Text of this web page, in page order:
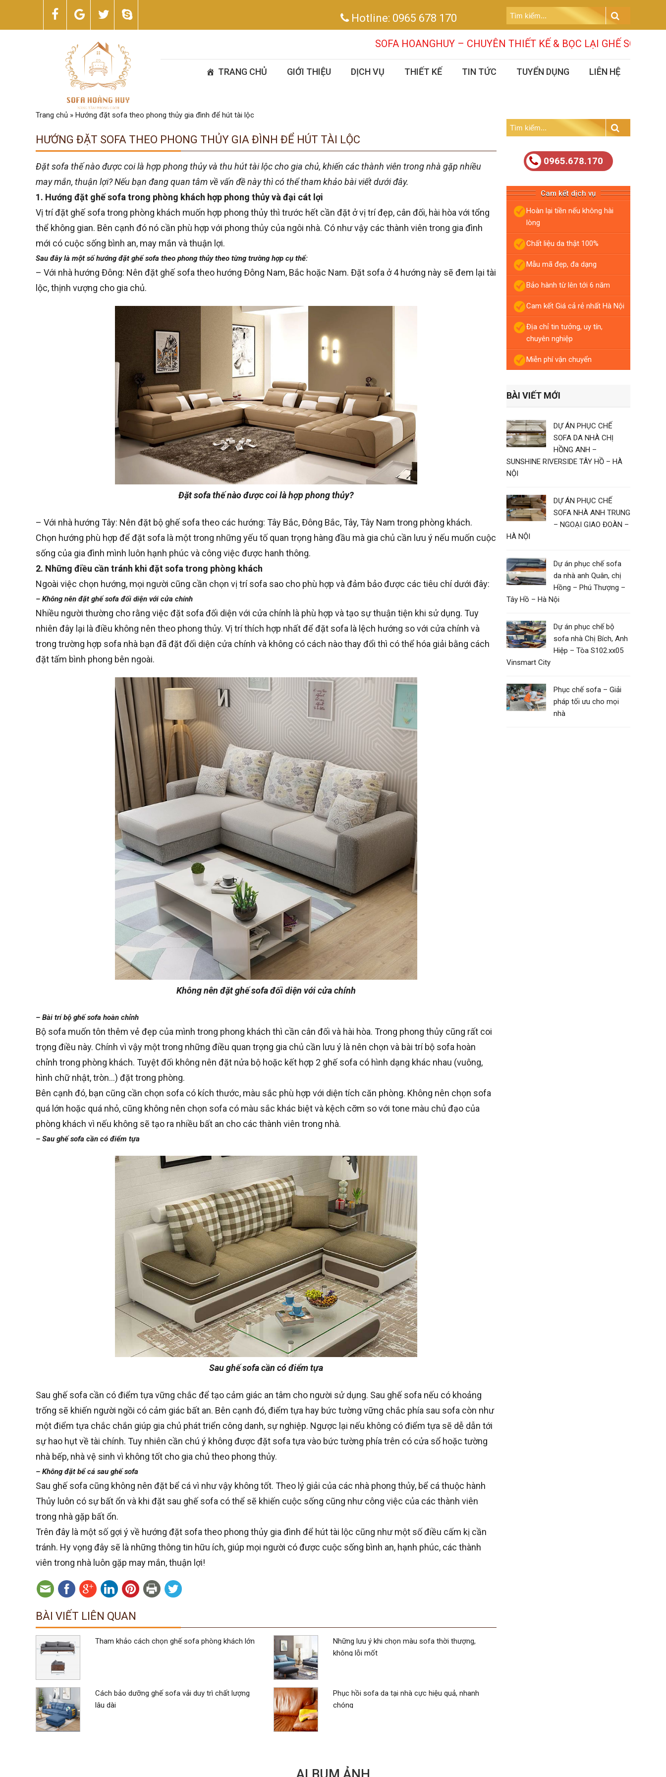
Hotline: 0965 678 170
Tìm
kiếm:
Search
SOFA HOANGHUY – CHUYÊN THIẾT KẾ & BỌC LẠI GHẾ SOFA CÁC MẪU
TRANG CHỦ GIỚI THIỆU DỊCH VỤ THIẾT KẾ TIN TỨC TUYỂN DỤNG LIÊN HỆ
Trang chủ » Hướng đặt sofa theo phong thủy gia đình để hút tài lộc
HƯỚNG ĐẶT SOFA THEO PHONG THỦY GIA ĐÌNH ĐỂ HÚT TÀI LỘC
Đặt sofa thế nào được coi là hợp phong thủy và thu hút tài lộc cho gia chủ, khiến các thành viên trong nhà gặp nhiều
may mắn, thuận lợi? Nếu bạn đang quan tâm về vấn đề này thì có thể tham khảo bài viết dưới đây.
1. Hướng đặt ghế sofa trong phòng khách hợp phong thủy và đại cát lợi
Vị trí đặt ghế sofa trong phòng khách muốn hợp phong thủy thì trước hết cần đặt ở vị trí đẹp, cân đối, hài hòa với tổng
thể không gian. Bên cạnh đó nó cần phù hợp với phong thủy của ngôi nhà. Có như vậy các thành viên trong gia đình
mới có cuộc sống bình an, may mắn và thuận lợi.
Sau đây là một số hướng đặt ghế sofa theo phong thủy theo từng trường hợp cụ thể:
– Với nhà hướng Đông: Nên đặt ghế sofa theo hướng Đông Nam, Bắc hoặc Nam. Đặt sofa ở 4 hướng này sẽ đem lại tài
lộc, thịnh vượng cho gia chủ.
Đặt sofa thế nào được coi là hợp phong thủy?
– Với nhà hướng Tây: Nên đặt bộ ghế sofa theo các hướng: Tây Bắc, Đông Bắc, Tây, Tây Nam trong phòng khách.
Chọn hướng phù hợp để đặt sofa là một trong những yếu tố quan trọng hàng đầu mà gia chủ cần lưu ý nếu muốn cuộc
sống của gia đình mình luôn hạnh phúc và công việc được hanh thông.
2. Những điều cần tránh khi đặt sofa trong phòng khách
Ngoài việc chọn hướng, mọi người cũng cần chọn vị trí sofa sao cho phù hợp và đảm bảo được các tiêu chí dưới đây:
– Không nên đặt ghế sofa đối diện với cửa chính
Nhiều người thường cho rằng việc đặt sofa đối diện với cửa chính là phù hợp và tạo sự thuận tiện khi sử dụng. Tuy
nhiên đây lại là điều không nên theo phong thủy. Vị trí thích hợp nhất để đặt sofa là lệch hướng so với cửa chính và
trong trường hợp sofa nhà bạn đã đặt đối diện cửa chính và không có cách nào thay đổi thì có thể hóa giải bằng cách
đặt tấm bình phong bên ngoài.
Không nên đặt ghế sofa đối diện với cửa chính
– Bài trí bộ ghế sofa hoàn chỉnh
Bộ sofa muốn tôn thêm vẻ đẹp của mình trong phong khách thì cần cân đối và hài hòa. Trong phong thủy cũng rất coi
trọng điều này. Chính vì vậy một trong những điều quan trọng gia chủ cần lưu ý là nên chọn và bài trí bộ sofa hoàn
chỉnh trong phòng khách. Tuyệt đối không nên đặt nửa bộ hoặc kết hợp 2 ghế sofa có hình dạng khác nhau (vuông,
hình chữ nhật, tròn…) đặt trong phòng.
Bên cạnh đó, bạn cũng cần chọn sofa có kích thước, màu sắc phù hợp với diện tích căn phòng. Không nên chọn sofa
quá lớn hoặc quá nhỏ, cũng không nên chọn sofa có màu sắc khác biệt và kệch cỡm so với tone màu chủ đạo của
phòng khách vì nếu không sẽ tạo ra nhiều bất an cho các thành viên trong nhà.
– Sau ghế sofa cần có điểm tựa
Sau ghế sofa cần có điểm tựa
Sau ghế sofa cần có điểm tựa vững chắc để tạo cảm giác an tâm cho người sử dụng. Sau ghế sofa nếu có khoảng
trống sẽ khiến người ngồi có cảm giác bất an. Bên cạnh đó, điểm tựa hay bức tường vững chắc phía sau sofa còn như
một điểm tựa chắc chắn giúp gia chủ phát triển công danh, sự nghiệp. Ngược lại nếu không có điểm tựa sẽ dễ dẫn tới
sự hao hụt về tài chính. Tuy nhiên cần chú ý không được đặt sofa tựa vào bức tường phía trên có cửa sổ hoặc tường
nhà bếp, nhà vệ sinh vì không tốt cho gia chủ theo phong thủy.
– Không đặt bể cá sau ghế sofa
Sau ghế sofa cũng không nên đặt bể cá vì như vậy không tốt. Theo lý giải của các nhà phong thủy, bể cá thuộc hành
Thủy luôn có sự bất ổn và khi đặt sau ghế sofa có thể sẽ khiến cuộc sống cũng như công việc của các thành viên
trong nhà gặp bất ổn.
Trên đây là một số gợi ý về hướng đặt sofa theo phong thủy gia đình để hút tài lộc cũng như một số điều cấm kị cần
tránh. Hy vọng đây sẽ là những thông tin hữu ích, giúp mọi người có được cuộc sống bình an, hạnh phúc, các thành
viên trong nhà luôn gặp may mắn, thuận lợi!
BÀI VIẾT LIÊN QUAN
Tham khảo cách chọn ghế sofa phòng khách lớn
Những lưu ý khi chọn màu sofa thời thượng,
không lỗi mốt
Cách bảo dưỡng ghế sofa vải duy trì chất lượng
lâu dài
Phục hồi sofa da tại nhà cực hiệu quả, nhanh
chóng
Tìm
kiếm:
0965.678.170
Cam kết dịch vụ
Hoàn lại tiền nếu không hài
lòng
Chất liệu da thật 100%
Mẫu mã đẹp, đa dạng
Bảo hành từ lên tới 6 năm
Cam kết Giá cả rẻ nhất Hà Nội
Địa chỉ tin tưởng, uy tín,
chuyên nghiệp
Miễn phí vận chuyển
BÀI VIẾT MỚI
DỰ ÁN PHỤC CHẾ
SOFA DA NHÀ CHỊ
HỒNG ANH –
SUNSHINE RIVERSIDE TÂY HỒ – HÀ
NỘI
DỰ ÁN PHỤC CHẾ
SOFA NHÀ ANH TRUNG
– NGOẠI GIAO ĐOÀN –
HÀ NỘI
Dự án phục chế sofa
da nhà anh Quân, chị
Hồng – Phú Thượng –
Tây Hồ – Hà Nội
Dự án phục chế bộ
sofa nhà Chị Bích, Anh
Hiệp – Tòa S102.xx05
Vinsmart City
Phục chế sofa – Giải
pháp tối ưu cho mọi
nhà